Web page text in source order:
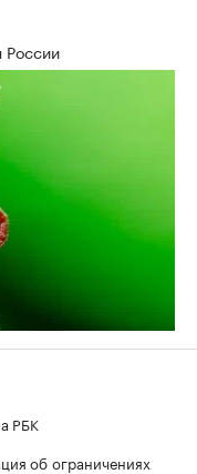
России
РБК
об ограничениях